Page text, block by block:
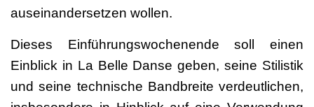
auseinandersetzen wollen.
Dieses Einführungswochenende soll einen
Einblick in La Belle Danse geben, seine Stilistik
und seine technische Bandbreite verdeutlichen,